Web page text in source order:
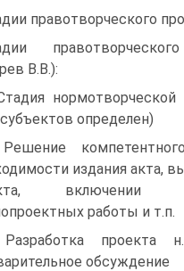
правотворческого
В.В.):
нормотворческой
определен)
издания акта,
работы и т.п.
проекта
обсуждение